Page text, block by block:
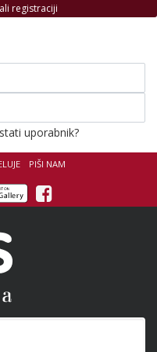
PIŠI NAM
Facebook
registraciji
uporabnik?